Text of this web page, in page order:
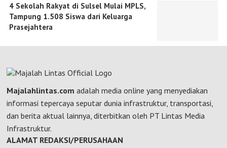
4 Sekolah Rakyat di Sulsel Mulai MPLS,
Tampung 1.508 Siswa dari Keluarga
Prasejahtera
Majalahlintas.com adalah media online yang menyediakan
informasi tepercaya seputar dunia infrastruktur, transportasi,
dan berita aktual lainnya, diterbitkan oleh PT Lintas Media
Infrastruktur.
ALAMAT REDAKSI/PERUSAHAAN